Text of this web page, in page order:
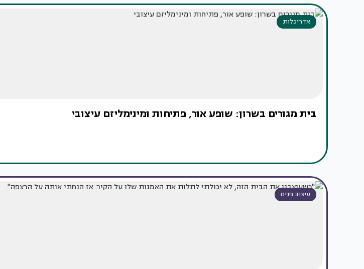
אדריכלות
בית מגורים בשרון: שופע אור, פתיחות ומינימליזם עיצובי
עיצוב פנים